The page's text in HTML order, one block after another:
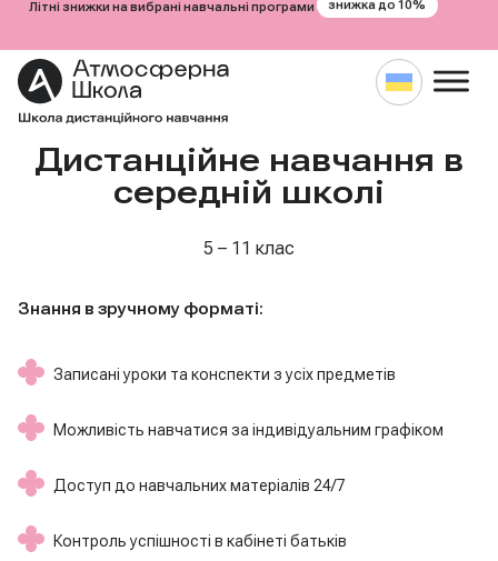
Перейти
до
Літні знижки на вибрані навчальні програми знижка до 10%
Дистанційне навчання в
середній школі
5 – 11 клас
Знання в зручному форматі:
Записані уроки та конспекти з усіх предметів
Можливість навчатися за індивідуальним графіком
Доступ до навчальних матеріалів 24/7
Контроль успішності в кабінеті батьків